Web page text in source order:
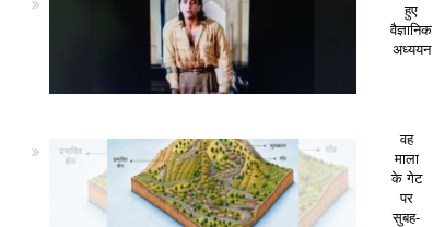
हुए
वैज्ञानिक
अध्ययन
वह
माला
के गेट
पर
सुबह-